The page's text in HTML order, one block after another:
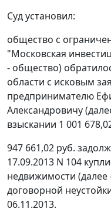
Суд установил:
общество с
"Московская
- общество)
области с исковым
предпринимателю
Александровичу
взыскании 1 001
947 661,02 руб.
17.09.2013 N 104
недвижимости (далее
договорной
06.11.2013.